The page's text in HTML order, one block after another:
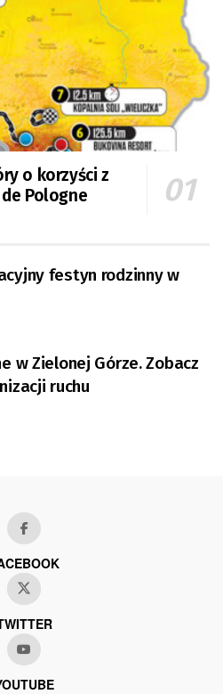
o korzyści z
Pologne
festyn rodzinny w
w Zielonej Górze. Zobacz
ruchu